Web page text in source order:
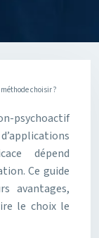
choisir ?
psychoactif
dépend
Ce guide
avantages,
le choix le